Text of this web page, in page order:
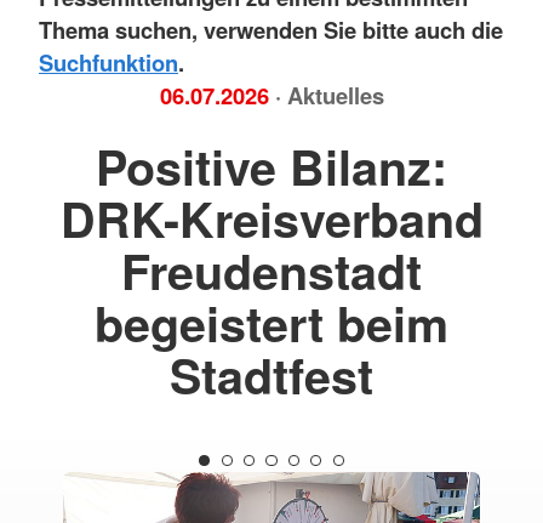
Thema suchen, verwenden Sie bitte auch die
Suchfunktion.
06.07.2026 · Aktuelles
Positive Bilanz:
DRK-Kreisverband
Freudenstadt
begeistert beim
Stadtfest